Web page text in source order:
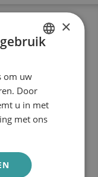
en
×
om uw
Door
u in met
met ons